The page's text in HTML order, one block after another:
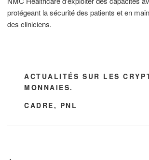
protégeant la sécurité des patients et en
des cliniciens.
CATÉGORIES
ACTUALITÉS SUR LES
MONNAIES.
ÉTIQUETTES
CADRE , PNL